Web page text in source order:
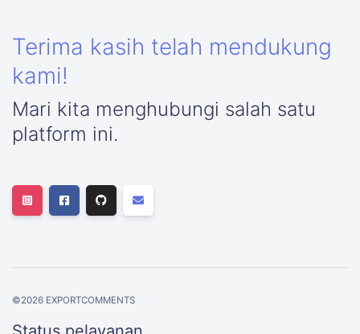
Terima kasih telah mendukung
kami!
Mari kita menghubungi salah satu
platform ini.
©2026 EXPORTCOMMENTS